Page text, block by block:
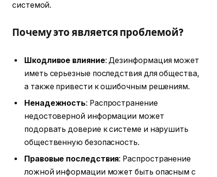
системой.
Почему это является проблемой?
Шкодливое влияние: Дезинформация может
иметь серьезные последствия для общества,
а также привести к ошибочным решениям.
Ненадежность: Распространение
недостоверной информации может
подорвать доверие к системе и нарушить
общественную безопасность.
Правовые последствия: Распространение
ложной информации может быть опасным с